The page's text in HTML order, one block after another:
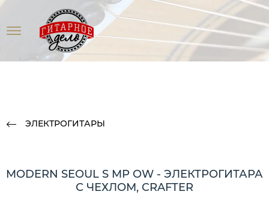
ЭЛЕКТРОГИТАРЫ
MODERN SEOUL S MP OW - ЭЛЕКТРОГИТАРА
С ЧЕХЛОМ, CRAFTER